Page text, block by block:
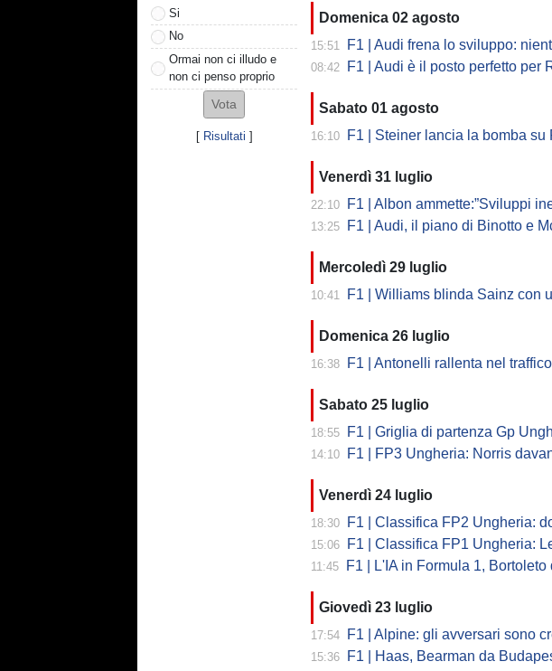
Si
No
Ormai non ci illudo e
non ci penso proprio
[ Risultati ]
Domenica 02 agosto
15:51 F1 | Audi frena lo sviluppo: niente
08:42 F1 | Audi è il posto perfetto per
Sabato 01 agosto
16:10 F1 | Steiner lancia la bomba su Russell:
Venerdì 31 luglio
22:10 F1 | Albon ammette:”Sviluppi
13:25 F1 | Audi, il piano di Binotto e McNish: telaio
Mercoledì 29 luglio
10:41 F1 | Williams blinda Sainz con un
Domenica 26 luglio
16:38 F1 | Antonelli rallenta nel traffico:
Sabato 25 luglio
18:55 F1 | Griglia di partenza Gp
14:10 F1 | FP3 Ungheria: Norris davanti a tutti,
Venerdì 24 luglio
18:30 F1 | Classifica FP2 Ungheria:
15:06 F1 | Classifica FP1 Ungheria: Leclerc
11:45 F1 | L'IA in Formula 1,
Giovedì 23 luglio
17:54 F1 | Alpine: gli avversari sono
15:36 F1 | Haas, Bearman da Budapest: